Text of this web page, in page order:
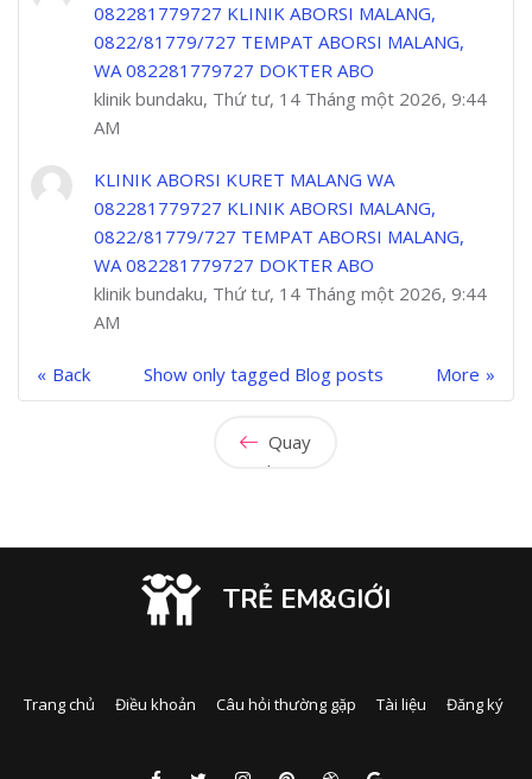
082281779727 KLINIK ABORSI MALANG,
0822/81779/727 TEMPAT ABORSI MALANG,
WA 082281779727 DOKTER ABO
klinik bundaku, Thứ tư, 14 Tháng một 2026, 9:44
AM
KLINIK ABORSI KURET MALANG WA
082281779727 KLINIK ABORSI MALANG,
0822/81779/727 TEMPAT ABORSI MALANG,
WA 082281779727 DOKTER ABO
klinik bundaku, Thứ tư, 14 Tháng một 2026, 9:44
AM
Back More
Show only tagged Blog posts
Quay
lại
TRẺ EM&GIỚI
Trang chủ Điều khoản Câu hỏi thường gặp Tài liệu Đăng ký